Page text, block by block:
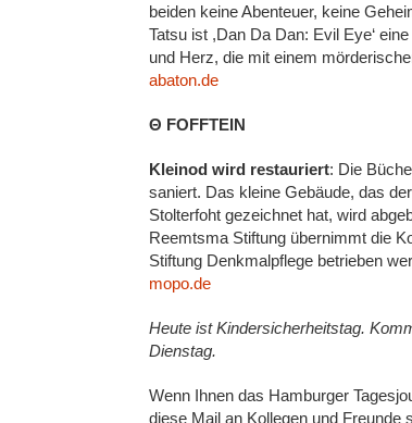
beiden keine Abenteuer, keine
Tatsu ist ,Dan Da Dan: Evil Eye‘
und Herz, die mit einem
abaton.de
Θ FOFFTEIN
Kleinod wird restauriert: Die
saniert. Das kleine Gebäude, das
Stolterfoht gezeichnet hat, wird
Reemtsma Stiftung übernimmt die
Stiftung Denkmalpflege betrieben
mopo.de
Heute ist Kindersicherheitstag.
Dienstag.
Wenn Ihnen das Hamburger
diese Mail an Kollegen und Freunde